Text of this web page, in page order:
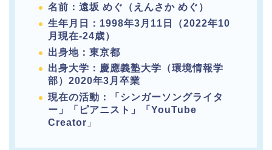
名前：遠坂 めぐ（えんさか めぐ）
生年月日：1998年3月11日（2022年10
月現在-24歳）
出身地：東京都
出身大学：慶應義塾大学（環境情報学
部）2020年3月卒業
現在の活動：「シンガーソングライタ
ー」「ピアニスト」「YouTube
Creator 」